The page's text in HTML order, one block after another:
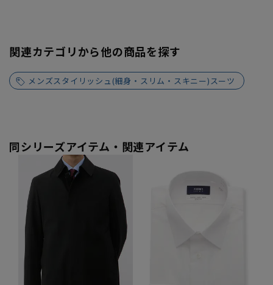
関連カテゴリから他の商品を探す
メンズスタイリッシュ(細身・スリム・スキニー)スーツ
同シリーズアイテム・関連アイテム